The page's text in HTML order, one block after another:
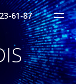
61-87